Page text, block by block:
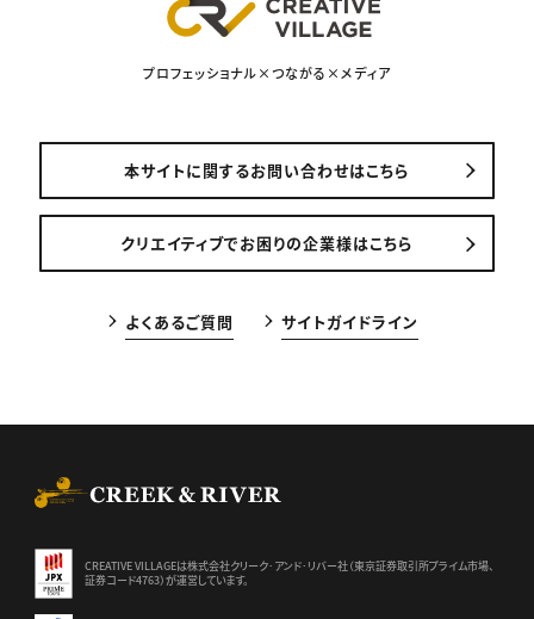
プロフェッショナル×つながる×メディア
本サイトに関するお問い合わせはこちら
クリエイティブでお困りの企業様はこちら
よくあるご質問 サイトガイドライン
CREATIVE VILLAGEは株式会社クリーク･アンド･リバー社（東京証券取引所プライム市場、
証券コード4763）が運営しています。